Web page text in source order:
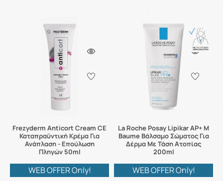
Frezyderm Anticort Cream CE
Καταπραϋντική Κρέμα Για
Ανάπλαση - Επούλωση
Πληγών 50ml
WEB OFFER Only!
La Roche Posay Lipikar AP+ M
Baume Βάλσαμο Σώματος Για
Δέρμα Με Τάση Ατοπίας
200ml
WEB OFFER Only!